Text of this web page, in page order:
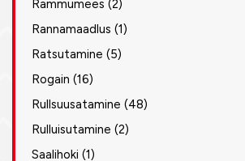
Rammumees (2)
Rannamaadlus (1)
Ratsutamine (5)
Rogain (16)
Rullsuusatamine (48)
Rulluisutamine (2)
Saalihoki (1)